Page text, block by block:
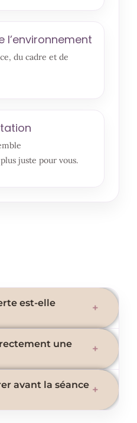
l’environnement
du cadre et de
juste pour vous.
est-elle
+
le plus juste.
une
+
avant la séance +